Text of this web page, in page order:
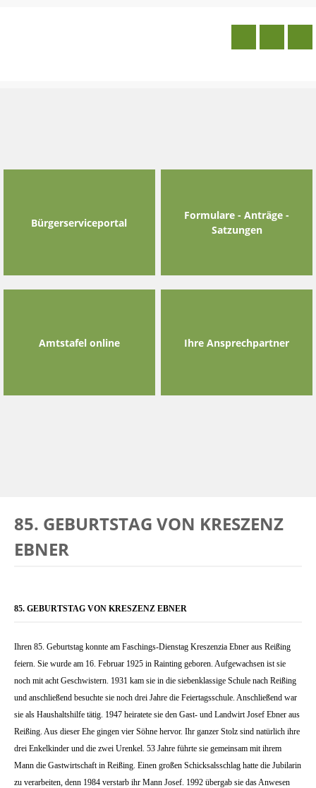
Bürgerserviceportal
Formulare - Anträge -
Satzungen
Amtstafel online Ihre Ansprechpartner
85. GEBURTSTAG VON KRESZENZ
EBNER
85. GEBURTSTAG VON KRESZENZ EBNER
Ihren 85. Geburtstag konnte am Faschings-Dienstag Kreszenzia Ebner aus Reißing
feiern. Sie wurde am 16. Februar 1925 in Rainting geboren. Aufgewachsen ist sie
noch mit acht Geschwistern. 1931 kam sie in die siebenklassige Schule nach Reißing
und anschließend besuchte sie noch drei Jahre die Feiertagsschule. Anschließend war
sie als Haushaltshilfe tätig. 1947 heiratete sie den Gast- und Landwirt Josef Ebner aus
Reißing. Aus dieser Ehe gingen vier Söhne hervor. Ihr ganzer Stolz sind natürlich ihre
drei Enkelkinder und die zwei Urenkel. 53 Jahre führte sie gemeinsam mit ihrem
Mann die Gastwirtschaft in Reißing. Einen großen Schicksalsschlag hatte die Jubilarin
zu verarbeiten, denn 1984 verstarb ihr Mann Josef. 1992 übergab sie das Anwesen